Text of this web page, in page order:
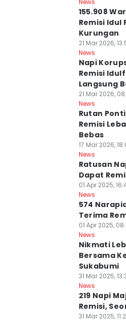
News
155.908
Remisi Idul
Kurungan
21 Mar 2026,
News
Napi
Remisi
Langsung
21 Mar 2026,
News
Rutan
Remisi
Bebas
17 Mar 2026,
News
Ratusan
Dapat
01 Apr 2025,
News
574
Terima
01 Apr 2025,
News
Nikmati
Bersama
Sukabumi
31 Mar 2025,
News
219 Napi
Remisi,
31 Mar 2025,